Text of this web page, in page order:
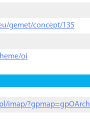
gemet/concept/135
oi
imap/?gpmap=gpOArch